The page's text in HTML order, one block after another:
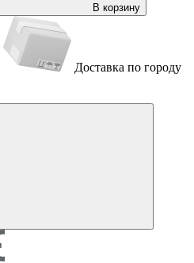
В корзину
Доставка по городу